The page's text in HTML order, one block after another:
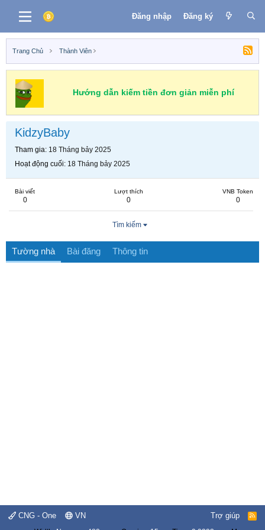
Đăng nhập Đăng ký
Trang Chủ Thành Viên
Hướng dẫn kiếm tiền đơn giản miễn phí
KidzyBaby
Tham gia 18 Tháng bảy 2025
Hoạt động cuối 18 Tháng bảy 2025
Bài viết
0
Lượt thích
0
VNB Token
0
Tìm kiếm
Tường nhà Bài đăng Thông tin
CNG - One VN Trợ giúp
R